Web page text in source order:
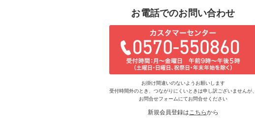
お電話でのお問い合わせ
お掛け間違いのないようお願いします
受付時間外のとき、つながりにくいときは申し訳ございませんが、
お問合せフォームにてお問合せください
新規会員登録はこちらから